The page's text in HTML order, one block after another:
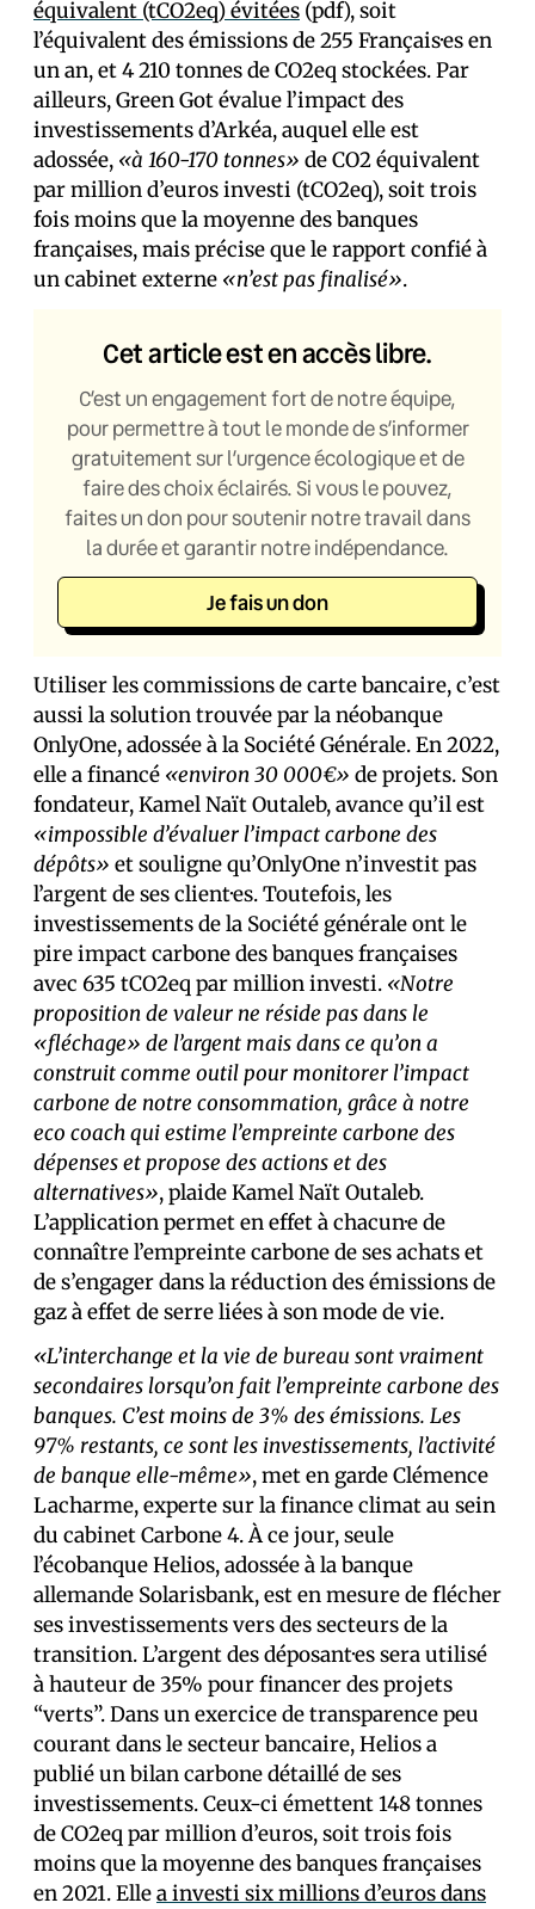
équivalent (tCO2eq) évitées (pdf), soit
l’équivalent des émissions de 255 Français·es en
un an, et 4 210 tonnes de CO2eq stockées. Par
ailleurs, Green Got évalue l’impact des
investissements d’Arkéa, auquel elle est
adossée, «à 160-170 tonnes» de CO2 équivalent
par million d’euros investi (tCO2eq), soit trois
fois moins que la moyenne des banques
françaises, mais précise que le rapport confié à
un cabinet externe «n’est pas finalisé».
Cet article est en accès libre.
C’est un engagement fort de notre équipe,
pour permettre à tout le monde de s’informer
gratuitement sur l’urgence écologique et de
faire des choix éclairés. Si vous le pouvez,
faites un don pour soutenir notre travail dans
la durée et garantir notre indépendance.
Je fais un don
Utiliser les commissions de carte bancaire, c’est
aussi la solution trouvée par la néobanque
OnlyOne, adossée à la Société Générale. En 2022,
elle a financé «environ 30 000€» de projets. Son
fondateur, Kamel Naït Outaleb, avance qu’il est
«impossible d’évaluer l’impact carbone des
dépôts» et souligne qu’OnlyOne n’investit pas
l’argent de ses client·es. Toutefois, les
investissements de la Société générale ont le
pire impact carbone des banques françaises
avec 635 tCO2eq par million investi. «Notre
proposition de valeur ne réside pas dans le
«fléchage» de l’argent mais dans ce qu’on a
construit comme outil pour monitorer l’impact
carbone de notre consommation, grâce à notre
eco coach qui estime l’empreinte carbone des
dépenses et propose des actions et des
alternatives», plaide Kamel Naït Outaleb.
L’application permet en effet à chacun·e de
connaître l’empreinte carbone de ses achats et
de s’engager dans la réduction des émissions de
gaz à effet de serre liées à son mode de vie.
«L’interchange et la vie de bureau sont vraiment
secondaires lorsqu’on fait l’empreinte carbone des
banques. C’est moins de 3% des émissions. Les
97% restants, ce sont les investissements, l’activité
de banque elle-même», met en garde Clémence
Lacharme, experte sur la finance climat au sein
du cabinet Carbone 4. À ce jour, seule
l’écobanque Helios, adossée à la banque
allemande Solarisbank, est en mesure de flécher
ses investissements vers des secteurs de la
transition. L’argent des déposant·es sera utilisé
à hauteur de 35% pour financer des projets
“verts”. Dans un exercice de transparence peu
courant dans le secteur bancaire, Helios a
publié un bilan carbone détaillé de ses
investissements. Ceux-ci émettent 148 tonnes
de CO2eq par million d’euros, soit trois fois
moins que la moyenne des banques françaises
en 2021. Ellea investi six millions d’euros dans